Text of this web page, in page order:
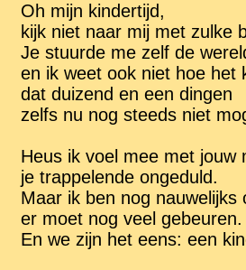
Oh mijn kindertijd,
kijk niet naar mij met zulke
Je stuurde me zelf de
en ik weet ook niet hoe het
dat duizend en een dingen
zelfs nu nog steeds niet
Heus ik voel mee met jouw
je trappelende ongeduld.
Maar ik ben nog nauwelijks
er moet nog veel gebeuren.
En we zijn het eens: een